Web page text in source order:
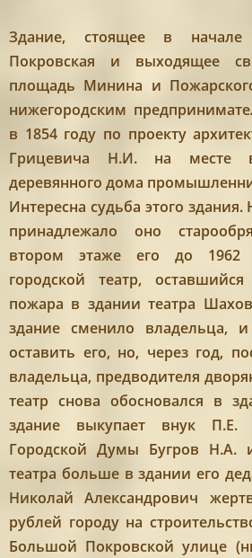
Здание, стоящее в
Покровская и выходящее
площадь Минина и
нижегородским
в 1854 году по проекту
Грицевича Н.И. на месте
деревянного дома
Интересна судьба этого здания.
принадлежало оно
втором этаже его до 1962
городской театр,
пожара в здании театра
здание сменило владельца,
оставить его, но, через год,
владельца, предводителя
театр снова обосновался в
здание выкупает внук П.Е.
Городской Думы Бугров Н.А.
театра больше в здании его
Николай Александрович
рублей городу на
Большой Покровской улице